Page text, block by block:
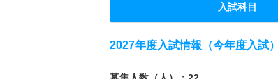
入試科目
2027年度入試情報（今年度入試）